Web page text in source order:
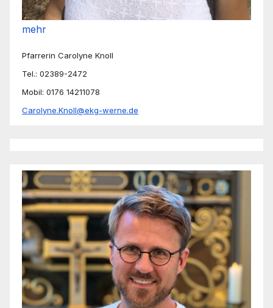
mehr
Pfarrerin Carolyne Knoll
Tel.: 02389-2472
Mobil: 0176 14211078
Carolyne.Knoll@ekg-werne.de